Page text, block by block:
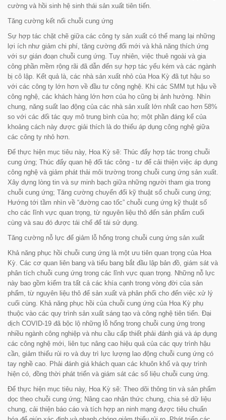
cường và hồi sinh hệ sinh thái sản xuất tiên tiến.
Tăng cường kết nối chuỗi cung ứng
Sự hợp tác chặt chẽ giữa các công ty sản xuất có thể mang lại những
lợi ích như giảm chi phí, tăng cường đổi mới và khả năng thích ứng
với sự gián đoạn chuỗi cung ứng. Tuy nhiên, việc thuê ngoài và gia
công phần mềm rộng rãi đã dẫn đến sự hợp tác yếu kém và các ngành
bị cô lập. Kết quả là, các nhà sản xuất nhỏ của Hoa Kỳ đã tụt hậu so
với các công ty lớn hơn về đầu tư công nghệ. Khi các SMM tụt hậu về
công nghệ, các khách hàng lớn hơn của họ cũng bị ảnh hưởng. Nhìn
chung, năng suất lao động của các nhà sản xuất lớn nhất cao hơn 58%
so với các đối tác quy mô trung bình của họ; một phần đáng kể của
khoảng cách này được giải thích là do thiếu áp dụng công nghệ giữa
các công ty nhỏ hơn.
Để thực hiện mục tiêu này, Hoa Kỳ sẽ: Thúc đẩy hợp tác trong chuỗi
cung ứng; Thúc đẩy quan hệ đối tác công - tư để cải thiện việc áp dụng
công nghệ và giảm phát thải môi trường trong chuỗi cung ứng sản xuất.
Xây dựng lòng tin và sự minh bạch giữa những người tham gia trong
chuỗi cung ứng; Tăng cường chuyển đổi kỹ thuật số chuỗi cung ứng;
Hướng tới tầm nhìn về “đường cao tốc” chuỗi cung ứng kỹ thuật số
cho các lĩnh vực quan trọng, từ nguyên liệu thô đến sản phẩm cuối
cùng và sau đó được tái chế để tái sử dụng.
Tăng cường nỗ lực để giảm lỗ hổng trong chuỗi cung ứng sản xuất
Khả năng phục hồi chuỗi cung ứng là một ưu tiên quan trọng của Hoa
Kỳ. Các cơ quan liên bang và tiểu bang bắt đầu lập bản đồ, giám sát và
phân tích chuỗi cung ứng trong các lĩnh vực quan trọng. Những nỗ lực
này bao gồm kiểm tra tất cả các khía cạnh trong vòng đời của sản
phẩm, từ nguyên liệu thô để sản xuất và phân phối cho đến việc xử lý
cuối cùng. Khả năng phục hồi của chuỗi cung ứng của Hoa Kỳ phụ
thuộc vào các quy trình sản xuất sáng tạo và công nghệ tiên tiến. Đại
dịch COVID-19 đã bộc lộ những lỗ hổng trong chuỗi cung ứng trong
nhiều ngành công nghiệp và nhu cầu cấp thiết phải đánh giá và áp dụng
các công nghệ mới, liên tục nâng cao hiệu quả của các quy trình hậu
cần, giảm thiểu rủi ro và duy trì lực lượng lao động chuỗi cung ứng có
tay nghề cao. Phải đánh giá khách quan các khuôn khổ và quy trình
hiện có, đồng thời phát triển và giám sát các số liệu chuỗi cung ứng.
Để thực hiện mục tiêu này, Hoa Kỳ sẽ: Theo dõi thông tin và sản phẩm
dọc theo chuỗi cung ứng; Nâng cao nhận thức chung, chia sẻ dữ liệu
chung, cải thiện báo cáo và tích hợp an ninh mạng được tiêu chuẩn